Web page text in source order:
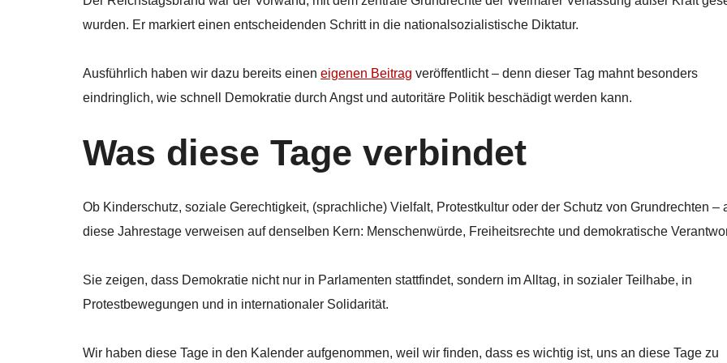
wurden. Er markiert einen entscheidenden Schritt in die nationalsozialistische Diktatur.
Ausführlich haben wir dazu bereits einen eigenen Beitrag veröffentlicht – denn dieser Tag mahnt besonders
eindringlich, wie schnell Demokratie durch Angst und autoritäre Politik beschädigt werden kann.
Was diese Tage verbindet
Ob Kinderschutz, soziale Gerechtigkeit, (sprachliche) Vielfalt, Protestkultur oder der Schutz von Grundrechten –
diese Jahrestage verweisen auf denselben Kern: Menschenwürde, Freiheitsrechte und demokratische
Sie zeigen, dass Demokratie nicht nur in Parlamenten stattfindet, sondern im Alltag, in sozialer Teilhabe, in
Protestbewegungen und in internationaler Solidarität.
Wir haben diese Tage in den Kalender aufgenommen, weil wir finden, dass es wichtig ist, uns an diese Tage zu